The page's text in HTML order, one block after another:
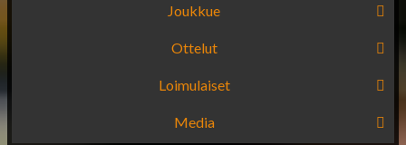
Joukkue
Ottelut
Loimulaiset
Media